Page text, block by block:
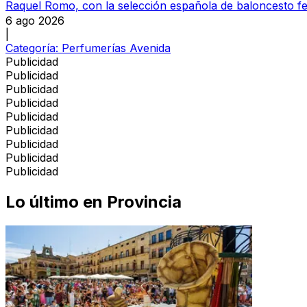
Raquel Romo, con la selección española de baloncesto
6 ago 2026
Categoría: Perfumerías Avenida
Publicidad
Publicidad
Publicidad
Publicidad
Publicidad
Publicidad
Publicidad
Publicidad
Publicidad
Lo último en Provincia